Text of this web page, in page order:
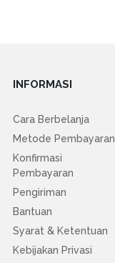
INFORMASI
Cara Berbelanja
Metode Pembayaran
Konfirmasi
Pembayaran
Pengiriman
Bantuan
Syarat & Ketentuan
Kebijakan Privasi